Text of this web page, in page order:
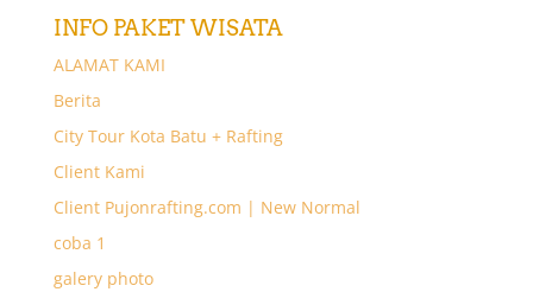
INFO PAKET WISATA
ALAMAT KAMI
Berita
City Tour Kota Batu + Rafting
Client Kami
Client Pujonrafting.com | New Normal
coba 1
galery photo